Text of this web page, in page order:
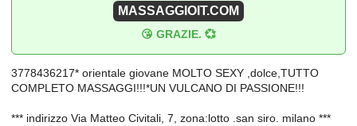
MASSAGGIOIT.COM
😘 GRAZIE. 💞
3778436217* orientale giovane MOLTO SEXY ,dolce,TUTTO
COMPLETO MASSAGGI!!!*UN VULCANO DI PASSIONE!!!
*** indirizzo Via Matteo Civitali, 7, zona:lotto .san siro. milano ***